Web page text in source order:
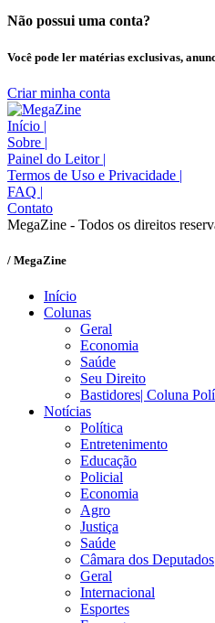
Não possui uma conta?
Você pode ler matérias exclusivas,
Criar minha conta
Início |
Sobre |
Painel do Leitor |
Termos de Uso e Privacidade |
FAQ |
Contato
MegaZine - Todos os direitos
/ MegaZine
Início
Colunas
Geral
Economia
Saúde
Seu Direito
Bastidores| Coluna
Notícias
Política
Entretenimento
Educação
Policial
Economia
Agro
Justiça
Saúde
Câmara dos Deputados
Geral
Internacional
Esportes